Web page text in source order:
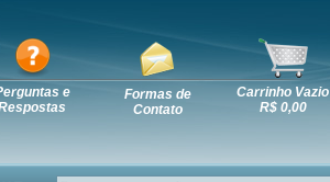
e
Formas de
Contato
Carrinho Vazio
R$ 0,00